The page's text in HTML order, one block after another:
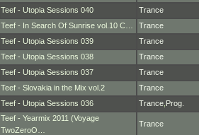
Teef - Utopia Sessions 040
Trance
Teef - In Search Of Sunrise vol.10 C…
Trance
Teef - Utopia Sessions 039
Trance
Teef - Utopia Sessions 038
Trance
Teef - Utopia Sessions 037
Trance
Teef - Slovakia in the Mix vol.2
Trance
Teef - Utopia Sessions 036
Trance Prog.
Teef - Yearmix 2011 (Voyage
TwoZeroO…
Trance